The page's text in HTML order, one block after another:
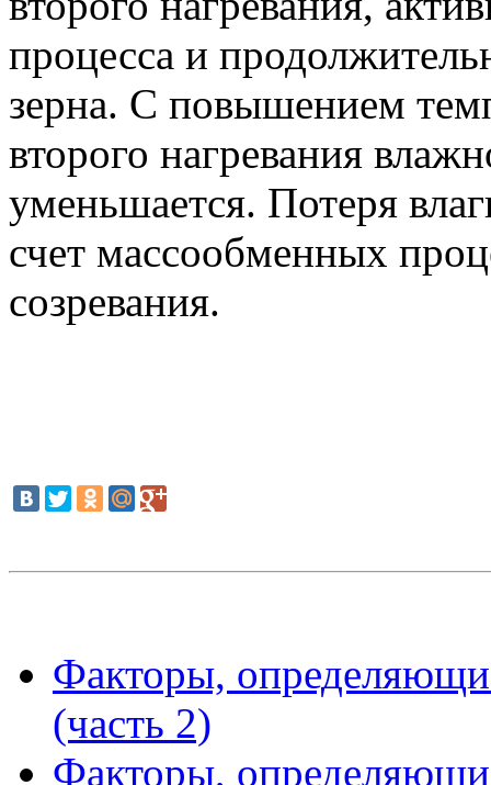
процесса и
зерна. С повышением
второго нагревания
уменьшается. Потеря
счет массообменных
созревания.
Факторы,
(часть 2)
Факторы,